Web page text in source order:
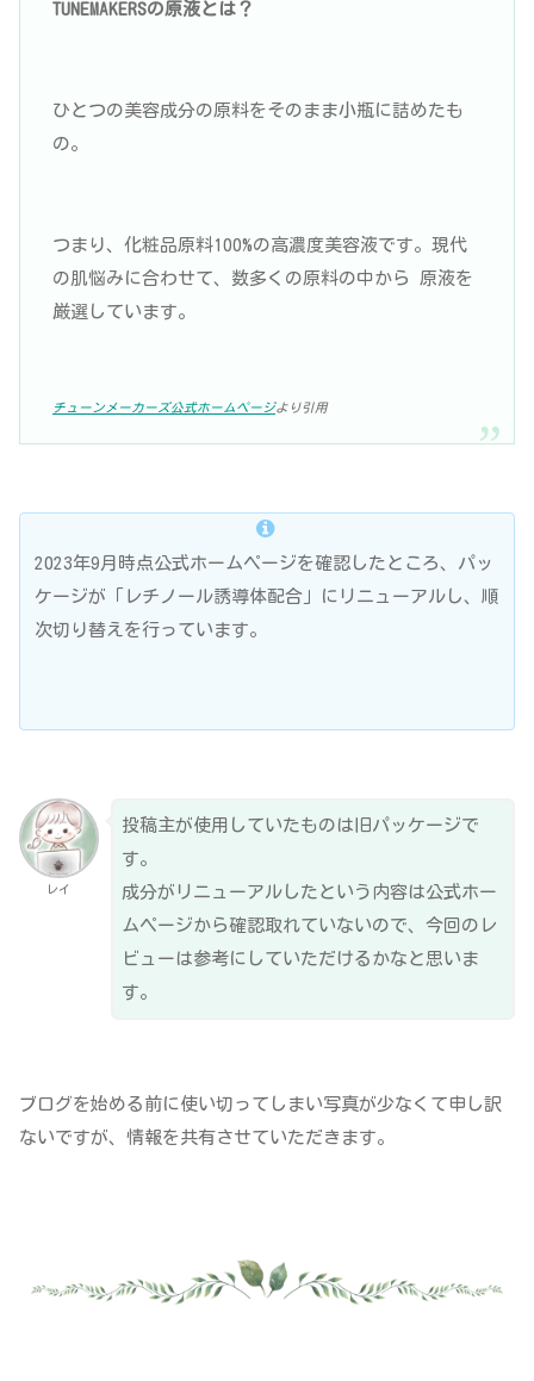
TUNEMAKERSの原液とは？
ひとつの美容成分の原料をそのまま小瓶に詰めたも
の。
つまり、化粧品原料100%の高濃度美容液です。現代
の肌悩みに合わせて、数多くの原料の中から 原液を
厳選しています。
チューンメーカーズ公式ホームページより引用
2023年9月時点公式ホームページを確認したところ、パッ
ケージが「レチノール誘導体配合」にリニューアルし、順
次切り替えを行っています。
レイ
投稿主が使用していたものは旧パッケージで
す。
成分がリニューアルしたという内容は公式ホー
ムページから確認取れていないので、今回のレ
ビューは参考にしていただけるかなと思いま
す。
ブログを始める前に使い切ってしまい写真が少なくて申し訳
ないですが、情報を共有させていただきます。